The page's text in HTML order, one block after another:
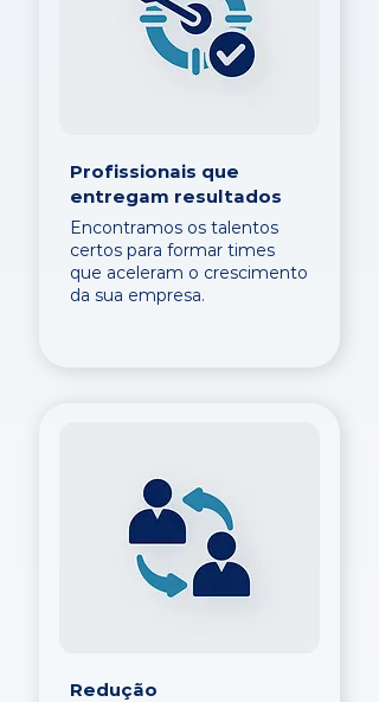
Profissionais que
entregam resultados
Encontramos os talentos
certos para formar times
que aceleram o crescimento
da sua empresa.
Redução